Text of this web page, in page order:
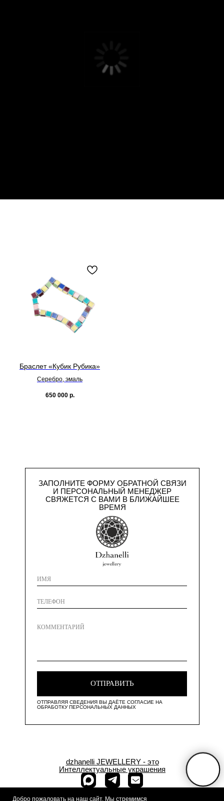
Браслет «Кубик Рубика»
Серебро, эмаль
650 000 р.
ОТПРАВИТЬ
ЗАПОЛНИТЕ ФОРМУ ОБРАТНОЙ СВЯЗИ
И ПЕРСОНАЛЬНЫЙ МЕНЕДЖЕР
СВЯЖЕТСЯ С ВАМИ В БЛИЖАЙШЕЕ
ВРЕМЯ
ОТПРАВЛЯЯ СВЕДЕНИЯ ВЫ ДАЁТЕ СОГЛАСИЕ НА
ОБРАБОТКУ ПЕРСОНАЛЬНЫХ ДАННЫХ
+7 (909) 933-
dzhanelli JEWELLERY - это
Интеллектуальные украшения
Добро пожаловать на наш сайт. Мы стремимся